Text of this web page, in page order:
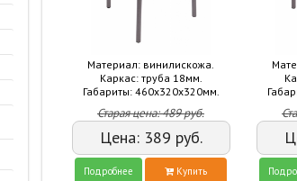
Материал: винилискожа.
Каркас: труба 18мм.
Габариты: 460х320х320мм.
Старая цена:489руб.
Цена: 389 руб.
Подробнее Купить